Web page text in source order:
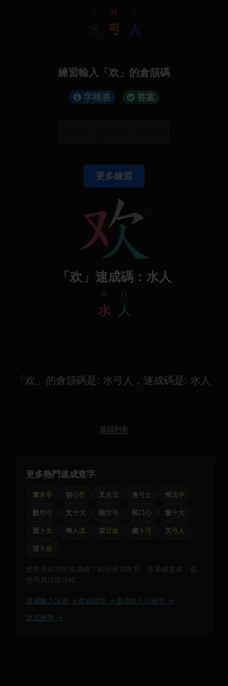
n
弓
o
人
練習輸入「欢」的倉頡碼
字根表 答案
更多練習
「欢」速成碼：水人
e
水
o
人
「欢」的倉頡碼是: 水弓人，速成碼是: 水人
返回列表
更多熱門速成查字
韋木手 切心竹 叉 水戈 角弓土 州 戈中
航竹弓 丈十大 瓶廿弓 民口心 窗十大
巡 卜女 每人戈 並廿金 處 卜弓 欠弓人
述 卜金
想查更多字的速成碼？前往速成專頁、查看鍵盤表，或
使用頁頂搜尋框。
速成輸入法表 → 速成鍵盤 → 速成輸入法練習 →
速成教學 →